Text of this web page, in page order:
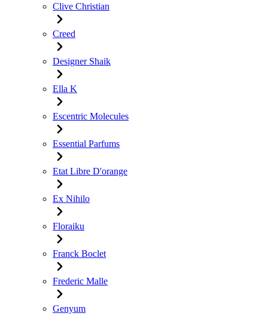
Clive Christian
Creed
Designer Shaik
Ella K
Escentric Molecules
Essential Parfums
Etat Libre D'orange
Ex Nihilo
Floraiku
Franck Boclet
Frederic Malle
Genyum